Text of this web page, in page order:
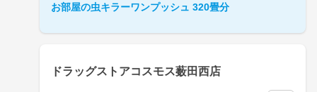
お部屋の虫キラーワンプッシュ 320畳分
ドラッグストアコスモス薮田西店